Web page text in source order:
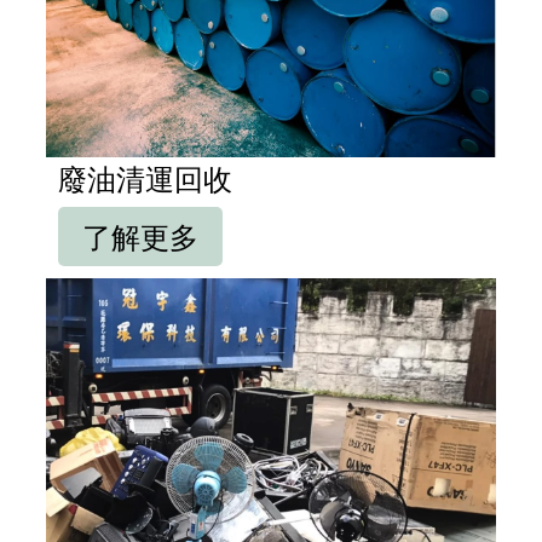
廢油清運回收
了解更多